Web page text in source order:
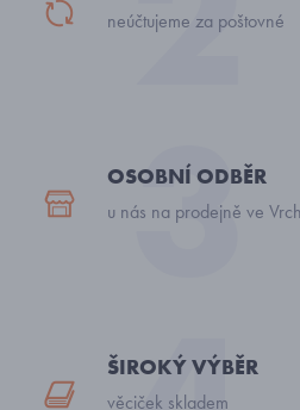
neúčtujeme za poštovné
OSOBNÍ ODBĚR
u nás na prodejně ve
ŠIROKÝ VÝBĚR
věciček skladem